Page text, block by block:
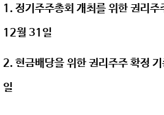
1. 정기주주총회 개최를 위한 권리
12월 31일
2. 현금배당을 위한 권리주주 확정
일